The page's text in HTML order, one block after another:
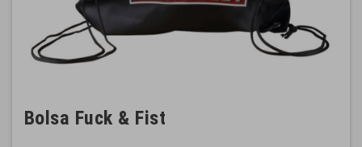
Bolsa Fuck & Fist